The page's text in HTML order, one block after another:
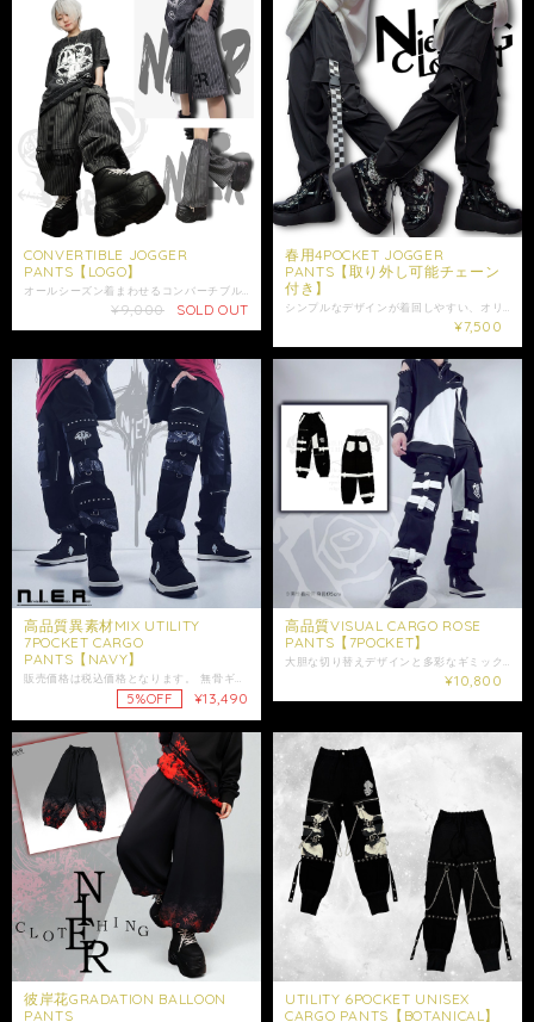
CONVERTIBLE JOGGER
PANTS【LOGO】
¥9,000 SOLD OUT
春用4POCKET JOGGER
PANTS【取り外し可能チェーン
付き】
¥7,500
高品質異素材MIX UTILITY
7POCKET CARGO
PANTS【NAVY】
5%OFF ¥13,490
高品質VISUAL CARGO ROSE
PANTS【7POCKET】
¥10,800
彼岸花GRADATION BALLOON
PANTS
UTILITY 6POCKET UNISEX
CARGO PANTS【BOTANICAL】